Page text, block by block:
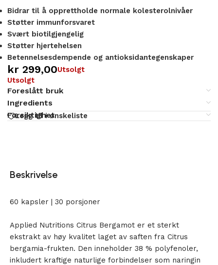
Bidrar til å opprettholde normale kolesterolnivåer
Støtter immunforsvaret
Svært biotilgjengelig
Støtter hjertehelsen
Betennelsesdempende og antioksidantegenskaper
kr 299,00Utsolgt
Utsolgt
Foreslått bruk
Ingredients
Forsiktighet
Legg til i ønskeliste
Beskrivelse
60 kapsler | 30 porsjoner
Applied Nutritions Citrus Bergamot er et sterkt
ekstrakt av høy kvalitet laget av saften fra Citrus
bergamia-frukten. Den inneholder 38 % polyfenoler,
inkludert kraftige naturlige forbindelser som naringin